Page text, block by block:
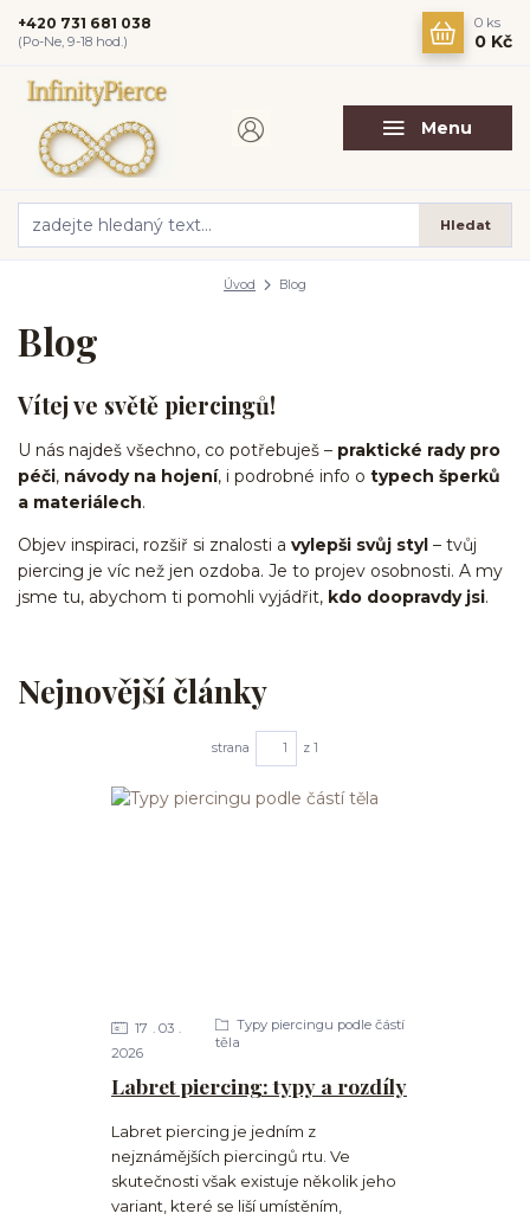
Menu
Hledat
+420 731 681 038
(Po-Ne, 9-18 hod.)
0 ks
0 Kč
Úvod Blog
Blog
Vítej ve světě piercingů!
U nás najdeš všechno, co potřebuješ – praktické rady pro
péči, návody na hojení, i podrobné info o typech šperků
a materiálech.
Objev inspiraci, rozšiř si znalosti a vylepši svůj styl – tvůj
piercing je víc než jen ozdoba. Je to projev osobnosti. A my
jsme tu, abychom ti pomohli vyjádřit, kdo doopravdy jsi.
Nejnovější články
strana z 1
Labret piercing: typy a rozdíly
17
03
2026
Typy piercingu podle částí
těla
Labret piercing je jedním z
nejznámějších piercingů rtu. Ve
skutečnosti však existuje několik jeho
variant, které se liší umístěním,